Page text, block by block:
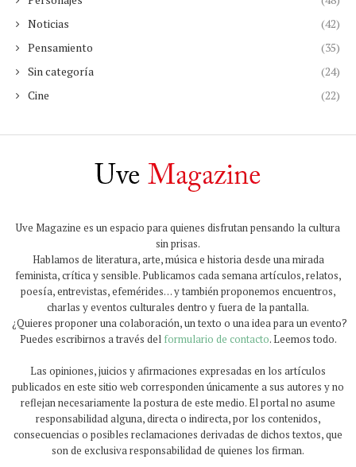
Noticias
(42)
Pensamiento
(35)
Sin categoría
(24)
Cine
(22)
Uve Magazine es un espacio para quienes disfrutan pensando la cultura
sin prisas.
Hablamos de literatura, arte, música e historia desde una mirada
feminista, crítica y sensible. Publicamos cada semana artículos, relatos,
poesía, entrevistas, efemérides… y también proponemos encuentros,
charlas y eventos culturales dentro y fuera de la pantalla.
¿Quieres proponer una colaboración, un texto o una idea para un evento?
Puedes escribirnos a través del formulario de contacto. Leemos todo.
Las opiniones, juicios y afirmaciones expresadas en los artículos
publicados en este sitio web corresponden únicamente a sus autores y no
reflejan necesariamente la postura de este medio. El portal no asume
responsabilidad alguna, directa o indirecta, por los contenidos,
consecuencias o posibles reclamaciones derivadas de dichos textos, que
son de exclusiva responsabilidad de quienes los firman.